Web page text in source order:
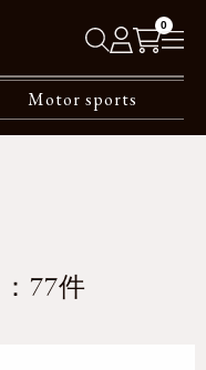
0
Motor sports
：77件